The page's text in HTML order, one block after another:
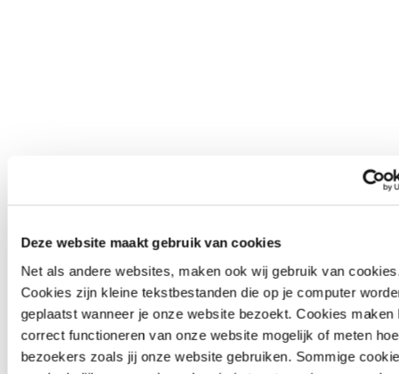
Deze website maakt gebruik van cookies
Net als andere websites, maken ook wij gebruik van
Cookies zijn kleine tekstbestanden die op je computer
geplaatst wanneer je onze website bezoekt. Cookies maken
correct functioneren van onze website mogelijk of meten hoe
bezoekers zoals jij onze website gebruiken. Sommige